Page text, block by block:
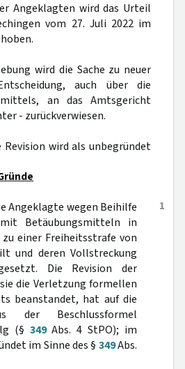
Angeklagten wird das Urteil
vom 27. Juli 2022 im
wird die Sache zu neuer
auch über die
an das Amtsgericht
- zurückverwiesen.
Revision wird als unbegründet
1
Angeklagte wegen Beihilfe
Betäubungsmitteln in
einer Freiheitsstrafe von
und deren Vollstreckung
Die Revision der
die Verletzung formellen
beanstandet, hat auf die
der Beschlussformel
(§ 349Abs. 4 StPO); im
im Sinne des § 349Abs.